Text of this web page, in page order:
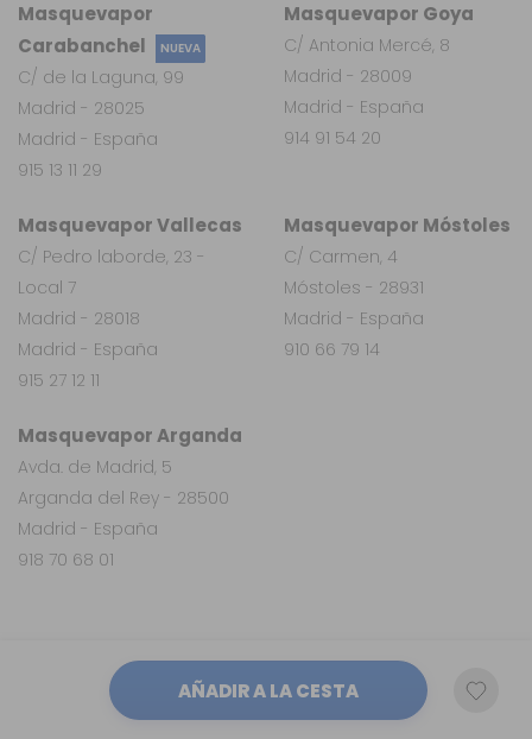
AÑADIR A LA CESTA
Masquevapor Arganda
Avda. de Madrid, 5
Arganda del Rey - 28500
Madrid - España
918 70 68 01
Masquevapor
Carabanchel
NUEVA
C/ de la Laguna, 99
Madrid - 28025
Madrid - España
915 13 11 29
Masquevapor Vallecas
C/ Pedro laborde, 23 -
Local 7
Madrid - 28018
Madrid - España
915 27 12 11
Masquevapor Móstoles
C/ Carmen, 4
Móstoles - 28931
Madrid - España
910 66 79 14
Masquevapor Goya
C/ Antonia Mercé, 8
Madrid - 28009
Madrid - España
914 91 54 20